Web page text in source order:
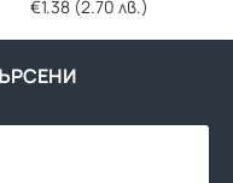
€1.38 (2.70 лв.)